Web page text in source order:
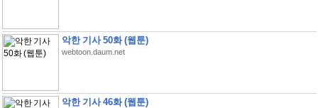
악한 기사 50화 (웹툰)
webtoon.daum.net
악한 기사 46화 (웹툰)